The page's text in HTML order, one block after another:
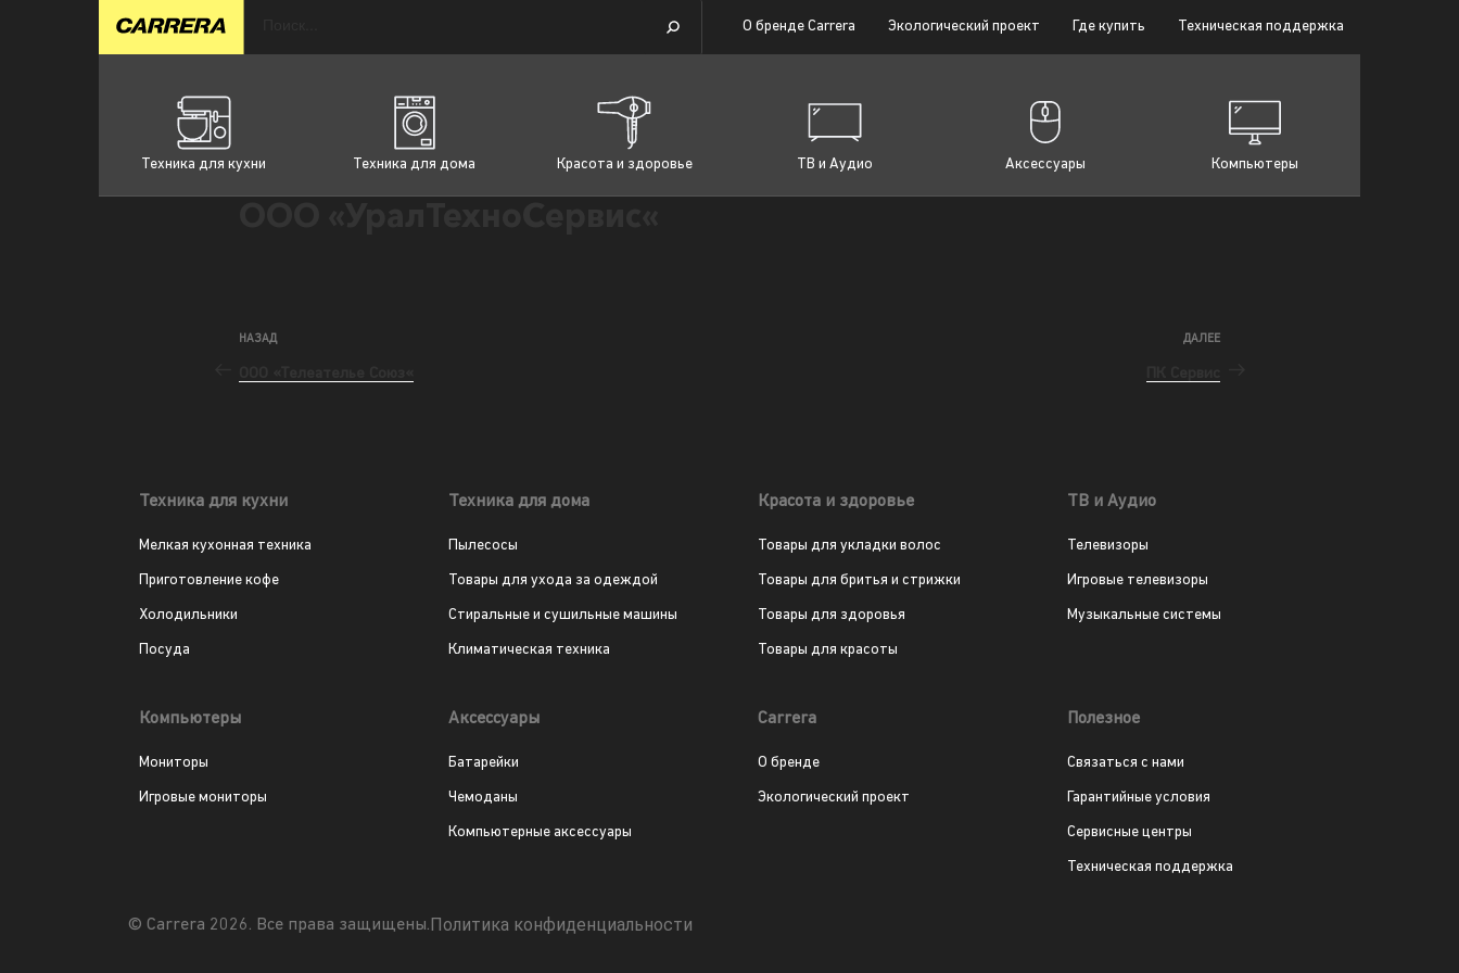
О бренде Carrera Экологический проект Где купить Техническая поддержка
Техника для кухни Техника для дома Красота и здоровье ТВ и Аудио Аксессуары Компьютеры
НАЗАД ДАЛЕЕ
Техника для кухни
Мелкая кухонная техника
Приготовление кофе
Холодильники
Посуда
Техника для дома
Пылесосы
Товары для ухода за одеждой
Стиральные и сушильные машины
Климатическая техника
Красота и здоровье
Товары для укладки волос
Товары для бритья и стрижки
Товары для здоровья
Товары для красоты
ТВ и Аудио
Телевизоры
Игровые телевизоры
Музыкальные системы
Компьютеры
Мониторы
Игровые мониторы
Аксессуары
Батарейки
Чемоданы
Компьютерные аксессуары
Carrera
О бренде
Экологический проект
Полезное
Связаться с нами
Гарантийные условия
Сервисные центры
Техническая поддержка
© Carrera 2026. Все права защищены.Политика конфиденциальности